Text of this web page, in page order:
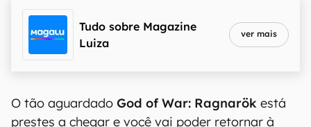
Tudo sobre Magazine
Luiza
ver mais
O tão aguardado God of War: Ragnarök está
prestes a chegar e você vai poder retornar à